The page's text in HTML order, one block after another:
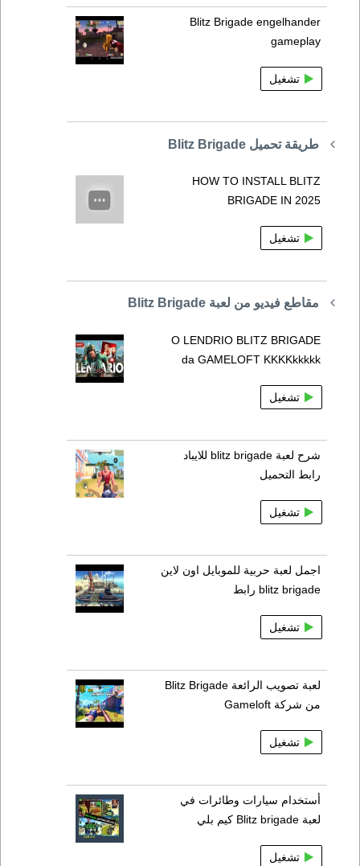
Blitz Brigade engelhander
gameplay
تشغيل
طريقة تحميل Blitz Brigade
HOW TO INSTALL BLITZ
BRIGADE IN 2025
تشغيل
مقاطع فيديو من لعبة Blitz Brigade
O LENDRIO BLITZ BRIGADE
da GAMELOFT KKKKkkkkk
تشغيل
شرح لعبة blitz brigade للايباد
رابط التحميل
تشغيل
اجمل لعبة حربية للموبايل اون لاين
blitz brigade رابط
تشغيل
لعبة تصويب الرائعة Blitz Brigade
من شركة Gameloft
تشغيل
أستخدام سيارات وطائرات في
لعبة Blitz brigade كيم بلي
تشغيل